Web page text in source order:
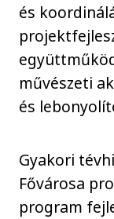
és
művészeti
és
Gyakori
Fővárosa
program